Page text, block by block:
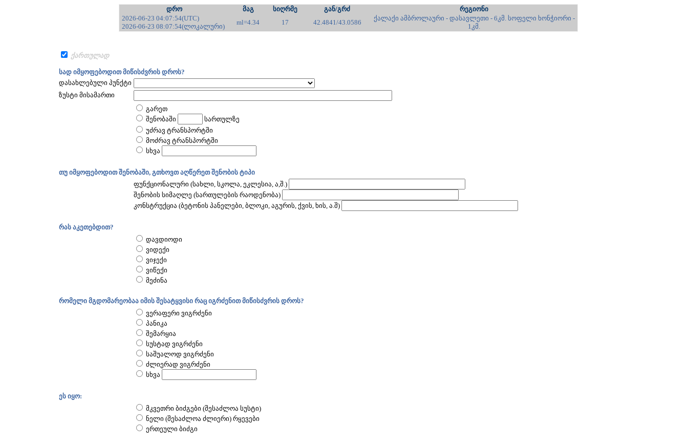
დრო მაგ სიღრმე გან/გრძ
რეგიონი
2026-06-23 04:07:54(UTC)
2026-06-23 08:07:54(ლოკალური)
ml=4.34 17 42.4841/43.0586
ქალაქი ამბროლაური - დასავლეთი - 6კმ. სოფელი ხონჭიორი -
1კმ.
ქართულად
სად იმყოფებოდით მიწისძვრის დროს?
დასახლებული პუნქტი
ზუსტი მისამართი
გარეთ
შენობაში
სართულზე
უძრავ ტრანსპორტში
მოძრავ ტრანსპორტში
სხვა
თუ იმყოფებოდით შენობაში, გთხოვთ აღწერეთ შენობის ტიპი
ფუნქციონალური (სახლი, სკოლა, ეკლესია, ა,შ.)
შენობის სიმაღლე (სართულების რაოდენობა)
კონსტრუქცია (ბეტონის პანელები, ბლოკი, აგურის, ქვის, ხის, ა.შ)
რას აკეთებდით?
დავდიოდი
ვიდექი
ვიჯექი
ვიწექი
მეძინა
რომელი მგდომარეობაა იმის შესატყვისი რაც იგრძენით მიწისძვრის დროს?
ვერაფერი ვიგრძენი
პანიკა
შემარყია
სუსტად ვიგრძენი
საშუალოდ ვიგრძენი
ძლიერად ვიგრძენი
სხვა
ეს იყო:
მკვეთრი ბიძგები (შესაძლოა სუსტი)
ნელი (შესაძლოა ძლიერი) რყევები
ერთეული ბიძგი